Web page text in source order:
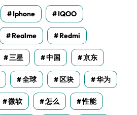
Iphone IQOO
Realme Redmi
三星 中国 京东
全球 区块 华为
微软 怎么 性能